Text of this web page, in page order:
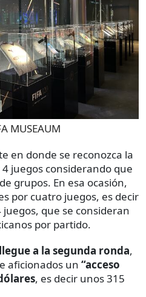
MUSEAUM
en donde se reconozca la
juegos considerando que
grupos. En esa ocasión,
por cuatro juegos, es decir
que se consideran
por partido.
a la segunda ronda,
aficionados un “acceso
, es decir unos 315